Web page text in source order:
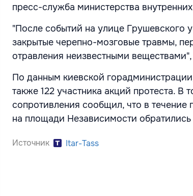
пресс-служба министерства
"После событий на улице Грушевского
закрытые черепно-мозговые травмы,
отравления неизвестными
По данным киевской
также 122 участника акций протеста.
сопротивления сообщил, что в
на площади Независимости
Источник Itar-Tass